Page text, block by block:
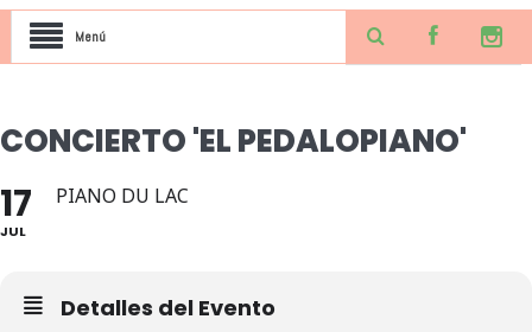
Menú
CONCIERTO 'EL PEDALOPIANO'
17
JUL
PIANO DU LAC
Detalles del Evento